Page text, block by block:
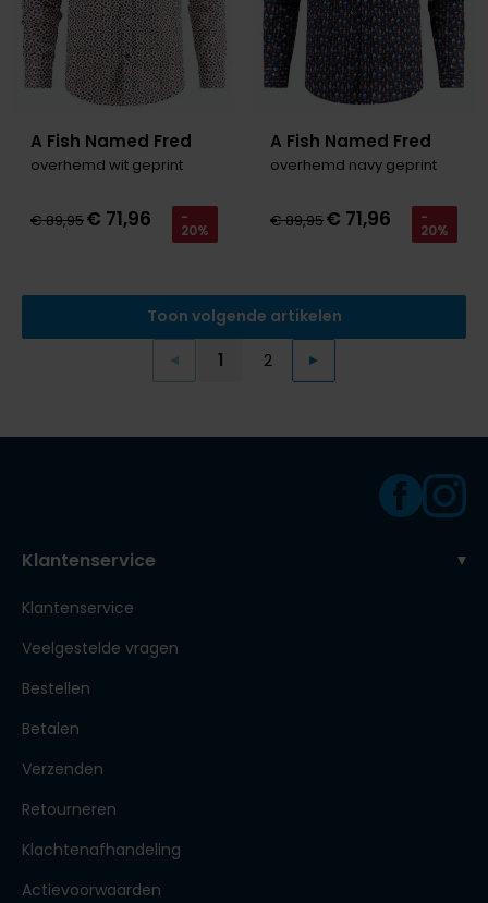
A Fish Named Fred
overhemd wit geprint
€ 89,95€ 71,96 -
20%
A Fish Named Fred
overhemd navy geprint
€ 89,95€ 71,96 -
20%
Toon volgende artikelen
Vorige
1 2 Volgende
Klantenservice
Klantenservice
Veelgestelde vragen
Bestellen
Betalen
Verzenden
Retourneren
Klachtenafhandeling
Actievoorwaarden